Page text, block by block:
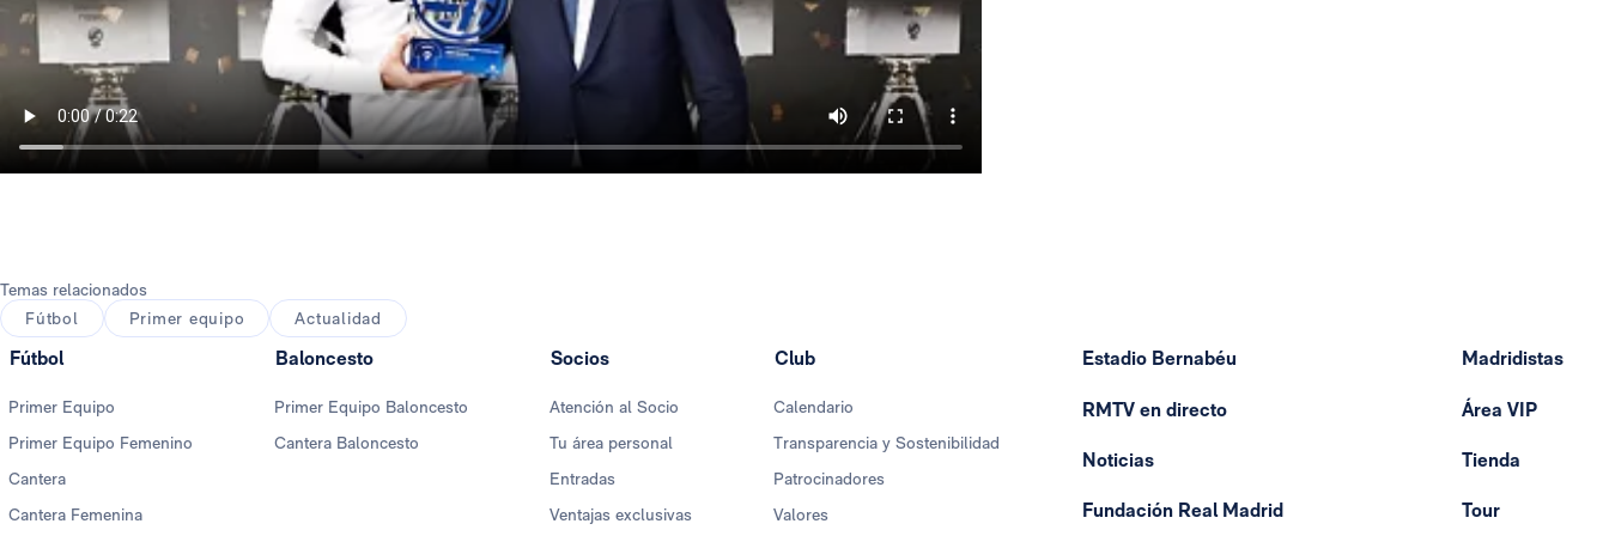
Temas relacionados
Fútbol
Primer equipo Actualidad
Fútbol
Primer Equipo
Primer Equipo Femenino
Cantera
Cantera Femenina
Baloncesto
Primer Equipo Baloncesto
Cantera Baloncesto
Socios
Atención al Socio
Tu área personal
Entradas
Ventajas exclusivas
Club
Calendario
Transparencia y Sostenibilidad
Patrocinadores
Valores
Estadio Bernabéu
RMTV en directo
Noticias
Fundación Real Madrid
Madridistas
Área VIP
Tienda
Tour